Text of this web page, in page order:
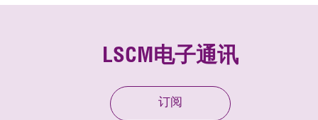
LSCM电子通讯
订阅